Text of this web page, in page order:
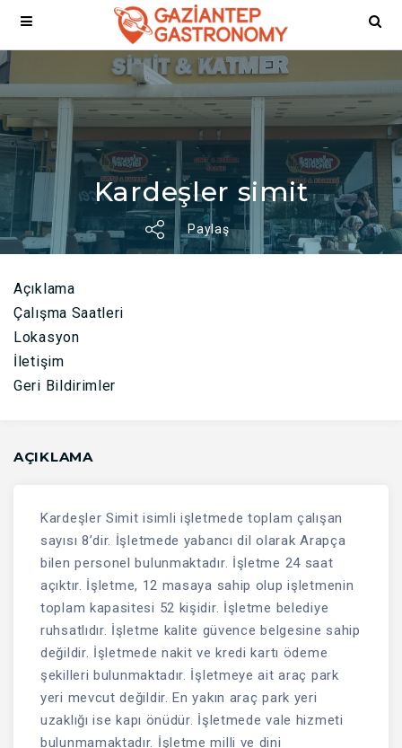
Kardeşler simit
Paylaş
Açıklama
Çalışma Saatleri
Lokasyon
İletişim
Geri Bildirimler
AÇIKLAMA
Kardeşler Simit isimli işletmede toplam çalışan
sayısı 8’dir. İşletmede yabancı dil olarak Arapça
bilen personel bulunmaktadır. İşletme 24 saat
açıktır. İşletme, 12 masaya sahip olup işletmenin
toplam kapasitesi 52 kişidir. İşletme belediye
ruhsatlıdır. İşletme kalite güvence belgesine sahip
değildir. İşletmede nakit ve kredi kartı ödeme
şekilleri bulunmaktadır. İşletmeye ait araç park
yeri mevcut değildir. En yakın araç park yeri
uzaklığı ise kapı önüdür. İşletmede vale hizmeti
bulunmamaktadır. İşletme milli ve dini